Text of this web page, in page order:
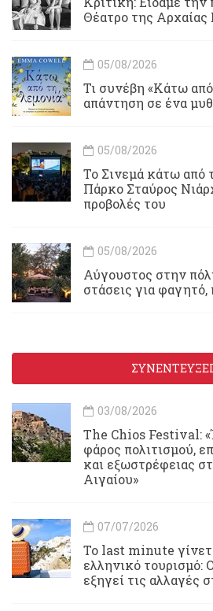
Θέατρο της Αρχαίας
05/08/2026
Τι συνέβη «Κάτω
απάντηση σε ένα
05/08/2026
To Σινεμά κάτω από
Πάρκο Σταύρος
προβολές του
05/08/2026
Αύγουστος στην
στάσεις για
03/08/2026
Τhe Chios Festival:
φάρος πολιτισμού,
και εξωστρέφειας
Αιγαίου»
07/07/2026
Το last minute
ελληνικό
εξηγεί τις αλλαγές